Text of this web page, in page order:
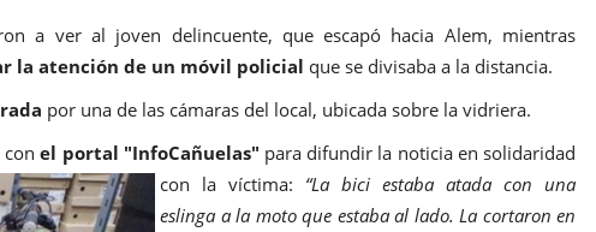
a ver al joven delincuente, que escapó hacia Alem, mientras
la atención de un móvil policial que se divisaba a la distancia.
por una de las cámaras del local, ubicada sobre la vidriera.
el portal "InfoCañuelas" para difundir la noticia en solidaridad
con la víctima: “La bici estaba atada con una
eslinga a la moto que estaba al lado. La cortaron en
Plata no tan
Desinfección intensiva en Cañuelas
Abr 11, 2020 0 1884